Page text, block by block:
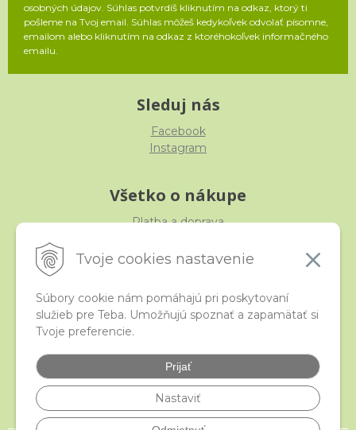
Tvoje cookies nastavenie
Súbory cookie nám pomáhajú pri poskytovaní
služieb pre Teba. Umožňujú spoznať a zapamätať si
Tvoje preferencie.
Prijať
Nastaviť
osobných údajov. Súhlas potvrdíš kliknutím na odkaz, ktorý ti
pošleme na Tvoj email. Súhlas môžeš kedykoľvek odvolať písomne,
emailom alebo kliknutím na odkaz z ktoréhokoľvek informačného
emailu.
Sleduj nás
Facebook
Instagram
Všetko o nákupe
Platba a doprava
Obchodné podmienky
iStraka
Veľkoobchod
Najčastejšie otázky
Certifikáty